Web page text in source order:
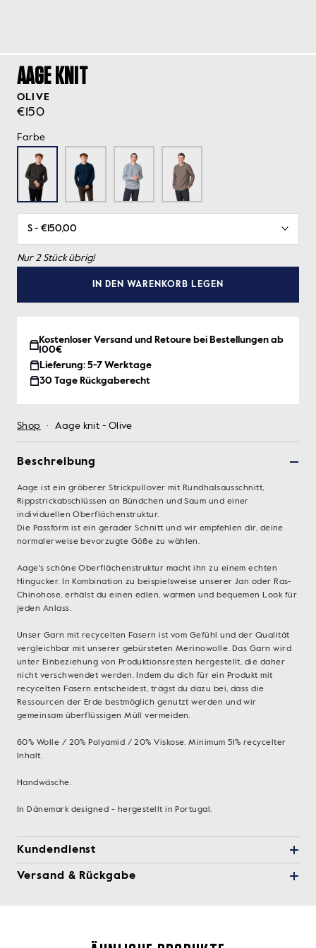
AAGE KNIT
OLIVE
€150
Farbe
Nur 2 Stück übrig!
IN DEN WARENKORB LEGEN
Kostenloser Versand und Retoure bei Bestellungen ab
100€
Lieferung: 5-7 Werktage
30 Tage Rückgaberecht
Shop · Aage knit - Olive
Beschreibung
Aage ist ein gröberer Strickpullover mit Rundhalsausschnitt,
Rippstrickabschlüssen an Bündchen und Saum und einer
individuellen Oberflächenstruktur.
Die Passform ist ein gerader Schnitt und wir empfehlen dir, deine
normalerweise bevorzugte Göße zu wählen.
Aage's schöne Oberflächenstruktur macht ihn zu einem echten
Hingucker. In Kombination zu beispielsweise unserer Jan oder Ras-
Chinohose, erhälst du einen edlen, warmen und bequemen Look für
jeden Anlass.
Unser Garn mit recycelten Fasern ist vom Gefühl und der Qualität
vergleichbar mit unserer gebürsteten Merinowolle. Das Garn wird
unter Einbeziehung von Produktionsresten hergestellt, die daher
nicht verschwendet werden. Indem du dich für ein Produkt mit
recycelten Fasern entscheidest, trägst du dazu bei, dass die
Ressourcen der Erde bestmöglich genutzt werden und wir
gemeinsam überflüssigen Müll vermeiden.
60% Wolle / 20% Polyamid / 20% Viskose. Minimum 51% recycelter
Inhalt.
Handwäsche.
In Dänemark designed - hergestellt in Portugal.
Kundendienst
Versand & Rückgabe